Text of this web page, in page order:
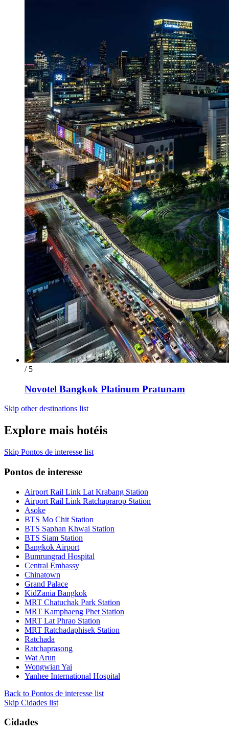
/ 5
Novotel Bangkok Platinum Pratunam
Skip other destinations list
Explore mais hotéis
Skip Pontos de interesse list
Pontos de interesse
Airport Rail Link Lat Krabang Station
Airport Rail Link Ratchaprarop Station
Asoke
BTS Mo Chit Station
BTS Saphan Khwai Station
BTS Siam Station
Bangkok Airport
Bumrungrad Hospital
Central Embassy
Chinatown
Grand Palace
KidZania Bangkok
MRT Chatuchak Park Station
MRT Kamphaeng Phet Station
MRT Lat Phrao Station
MRT Ratchadaphisek Station
Ratchada
Ratchaprasong
Wat Arun
Wongwian Yai
Yanhee International Hospital
Back to Pontos de interesse list
Skip Cidades list
Cidades